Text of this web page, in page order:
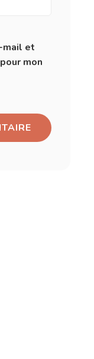
mail et
mon